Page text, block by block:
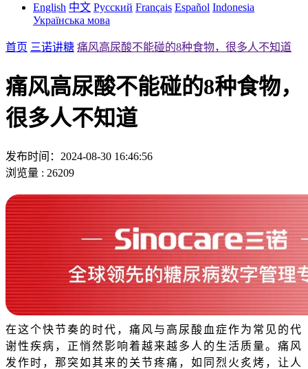
English 中文 Русский Français Español Indonesia
Українська мова
首页 三诺讲糖 痛风高尿酸不能碰的8种食物，很多人不知道
痛风高尿酸不能碰的8种食物，
很多人不知道
发布时间：2024-08-30 16:46:56
浏览量 : 26209
在这个快节奏的时代，痛风与高尿酸血症作为常见的代
谢性疾病 ，正悄然影响着越来越多人的生活质量。痛风
发作时，那突如其来的关节疼痛，如同烈火炙烤，让人